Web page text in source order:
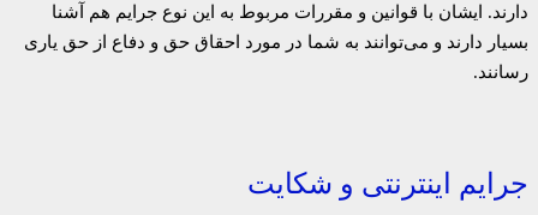
دارند. ایشان با قوانین و مقررات مربوط به این نوع جرایم هم آشنا
بسیار دارند و می‌توانند به شما در مورد احقاق حق و دفاع از حق یاری
رسانند.
جرایم اینترنتی و شکایت